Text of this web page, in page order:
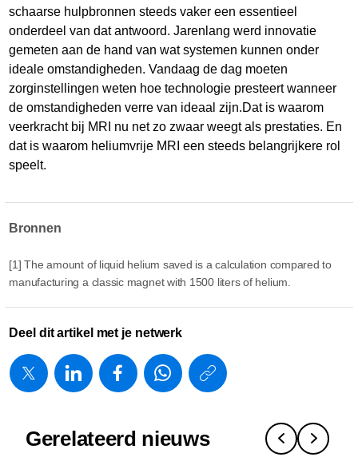
schaarse hulpbronnen steeds vaker een essentieel
onderdeel van dat antwoord. Jarenlang werd innovatie
gemeten aan de hand van wat systemen kunnen onder
ideale omstandigheden. Vandaag de dag moeten
zorginstellingen weten hoe technologie presteert wanneer
de omstandigheden verre van ideaal zijn.Dat is waarom
veerkracht bij MRI nu net zo zwaar weegt als prestaties. En
dat is waarom heliumvrije MRI een steeds belangrijkere rol
speelt.
Bronnen
[1] The amount of liquid helium saved is a calculation compared to
manufacturing a classic magnet with 1500 liters of helium.
Deel dit artikel met je netwerk
https://
Gerelateerd nieuws